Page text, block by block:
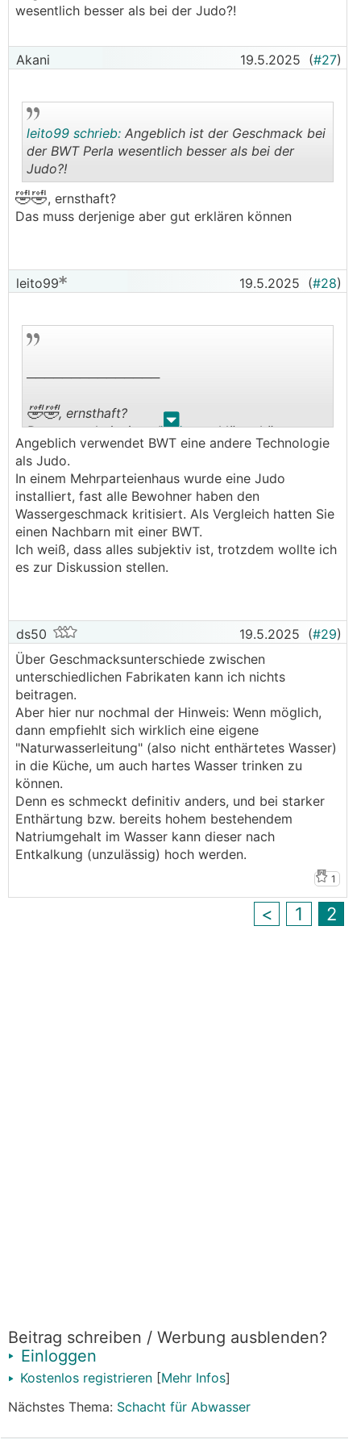
wesentlich besser als bei der Judo?!
Akani 19.5.2025 (#27)
leito99 schrieb: Angeblich ist der Geschmack bei
der BWT Perla wesentlich besser als bei der
Judo?!
🤣🤣, ernsthaft?
Das muss derjenige aber gut erklären können
leito99 19.5.2025 (#28)
. .
───────────────
🤣🤣, ernsthaft?
Das muss derjenige aber gut erklären können
Angeblich verwendet BWT eine andere Technologie
als Judo.
In einem Mehrparteienhaus wurde eine Judo
installiert, fast alle Bewohner haben den
Wassergeschmack kritisiert. Als Vergleich hatten Sie
einen Nachbarn mit einer BWT.
Ich weiß, dass alles subjektiv ist, trotzdem wollte ich
es zur Diskussion stellen.
ds50 19.5.2025 (#29)
Über Geschmacksunterschiede zwischen
unterschiedlichen Fabrikaten kann ich nichts
beitragen.
Aber hier nur nochmal der Hinweis: Wenn möglich,
dann empfiehlt sich wirklich eine eigene
"Naturwasserleitung" (also nicht enthärtetes Wasser)
in die Küche, um auch hartes Wasser trinken zu
können.
Denn es schmeckt definitiv anders, und bei starker
Enthärtung bzw. bereits hohem bestehendem
Natriumgehalt im Wasser kann dieser nach
Entkalkung (unzulässig) hoch werden.
1
< 1 2
Beitrag schreiben / Werbung ausblenden?
Einloggen
Kostenlos registrieren [Mehr Infos]
Nächstes Thema: Schacht für Abwasser